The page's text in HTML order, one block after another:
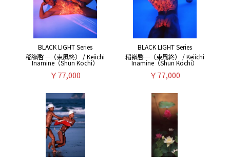
BLACK LIGHT Series
稲嶺啓一（東風終） / Keiichi
Inamine（Shun Kochi）
￥77,000
BLACK LIGHT Series
稲嶺啓一（東風終） / Keiichi
Inamine（Shun Kochi）
￥77,000